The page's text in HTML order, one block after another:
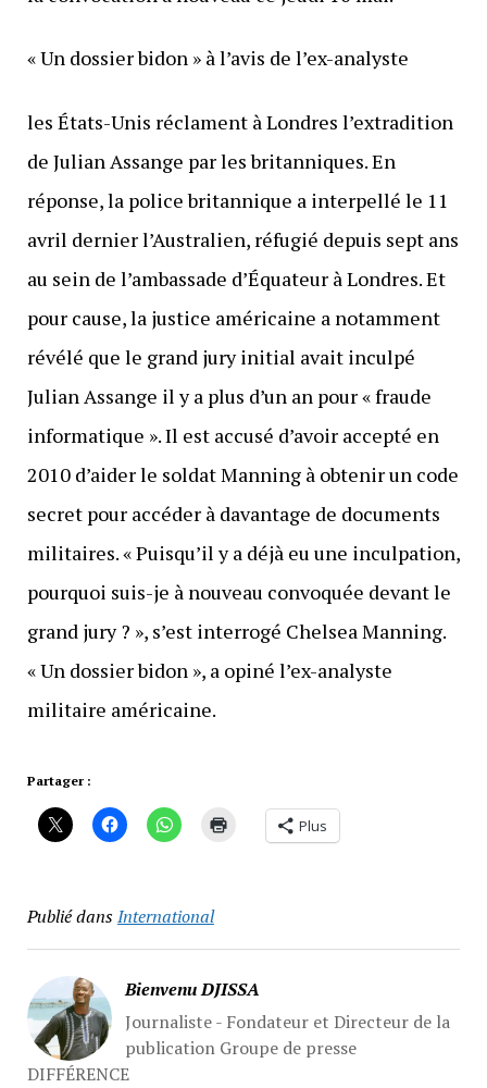
« Un dossier bidon » à l’avis de l’ex-analyste
les États-Unis réclament à Londres l’extradition
de Julian Assange par les britanniques. En
réponse, la police britannique a interpellé le 11
avril dernier l’Australien, réfugié depuis sept ans
au sein de l’ambassade d’Équateur à Londres. Et
pour cause, la justice américaine a notamment
révélé que le grand jury initial avait inculpé
Julian Assange il y a plus d’un an pour « fraude
informatique ». Il est accusé d’avoir accepté en
2010 d’aider le soldat Manning à obtenir un code
secret pour accéder à davantage de documents
militaires. « Puisqu’il y a déjà eu une inculpation,
pourquoi suis-je à nouveau convoquée devant le
grand jury ? », s’est interrogé Chelsea Manning.
« Un dossier bidon », a opiné l’ex-analyste
militaire américaine.
Partager :
Plus
Publié dansInternational
Bienvenu DJISSA
Journaliste - Fondateur et Directeur de la
publication Groupe de presse
DIFFÉRENCE